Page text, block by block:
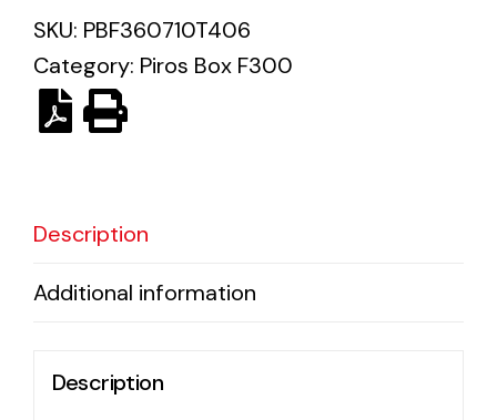
Solar lighting
Variety of solar solutions for all kinds of needs.
SKU: PBF360710T406
Category: Piros Box F300
Description
Additional information
Description